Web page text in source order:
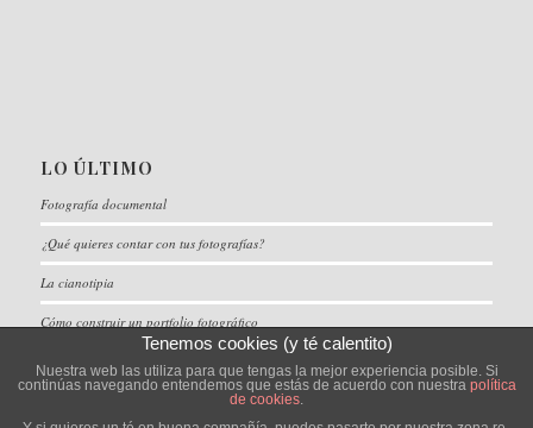
LO ÚLTIMO
Fotografía documental
¿Qué quieres contar con tus fotografías?
La cianotipia
Cómo construir un portfolio fotográfico
Tenemos cookies (y té calentito)
Nuestra web las utiliza para que tengas la mejor experiencia posible. Si
continúas navegando entendemos que estás de acuerdo con nuestra política
de cookies.